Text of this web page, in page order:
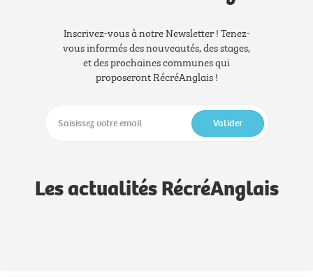
Inscrivez-vous à notre Newsletter ! Tenez-
vous informés des nouveautés, des stages,
et des prochaines communes qui
proposeront RécréAnglais !
Valider
Les actualités RécréAnglais